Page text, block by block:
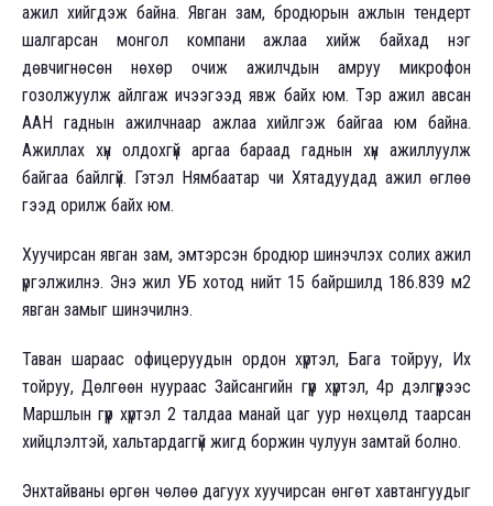
ажил хийгдэж байна. Явган зам, бродюрын ажлын тендерт
шалгарсан монгол компани ажлаа хийж байхад нэг
дөвчигнөсөн нөхөр очиж ажилчдын амруу микрофон
гозолжуулж айлгаж ичээгээд явж байх юм. Тэр ажил авсан
ААН гаднын ажилчнаар ажлаа хийлгэж байгаа юм байна.
Ажиллах хүн олдохгүй аргаа бараад гаднын хүн ажиллуулж
байгаа байлгүй. Гэтэл Нямбаатар чи Хятадуудад ажил өглөө
гээд орилж байх юм.
Хуучирсан явган зам, эмтэрсэн бродюр шинэчлэх солих ажил
үргэлжилнэ. Энэ жил УБ хотод нийт 15 байршилд 186.839 м2
явган замыг шинэчилнэ.
Таван шараас офицеруудын ордон хүртэл, Бага тойруу, Их
тойруу, Дөлгөөн нуураас Зайсангийн гүүр хүртэл, 4р дэлгүүрээс
Маршлын гүүр хүртэл 2 талдаа манай цаг уур нөхцөлд таарсан
хийцлэлтэй, хальтардаггүй жигд боржин чулуун замтай болно.
Энхтайваны өргөн чөлөө дагуух хуучирсан өнгөт хавтангуудыг